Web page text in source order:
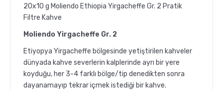
20x10 g Moliendo Ethiopia Yirgacheffe Gr. 2 Pratik
Filtre Kahve
Moliendo Yirgacheffe Gr. 2
Etiyopya Yirgacheffe bölgesinde yetiştirilen kahveler
dünyada kahve severlerin kalplerinde ayrı bir yere
koyduğu, her 3-4 farklı bölge/tip denedikten sonra
dayanamayıp tekrar içmek istediği bir kahve.